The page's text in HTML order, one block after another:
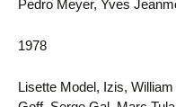
Pedro Meyer, Yves
1978
Lisette Model, Izis,